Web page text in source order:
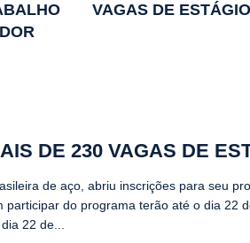
VAGAS DE ESTÁGIO
DE 230 VAGAS DE
de aço, abriu inscrições para seu
participar do programa terão até o dia 22
22 de...